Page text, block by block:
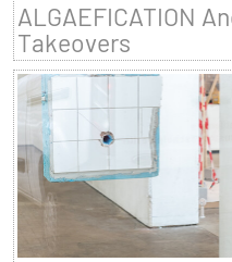
ALGAEFICATION
Takeovers